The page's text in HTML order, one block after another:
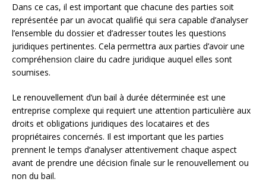
Dans ce cas, il est important que chacune des parties soit
représentée par un avocat qualifié qui sera capable d’analyser
l’ensemble du dossier et d’adresser toutes les questions
juridiques pertinentes. Cela permettra aux parties d’avoir une
compréhension claire du cadre juridique auquel elles sont
soumises.
Le renouvellement d’un bail à durée déterminée est une
entreprise complexe qui requiert une attention particulière aux
droits et obligations juridiques des locataires et des
propriétaires concernés. Il est important que les parties
prennent le temps d’analyser attentivement chaque aspect
avant de prendre une décision finale sur le renouvellement ou
non du bail.